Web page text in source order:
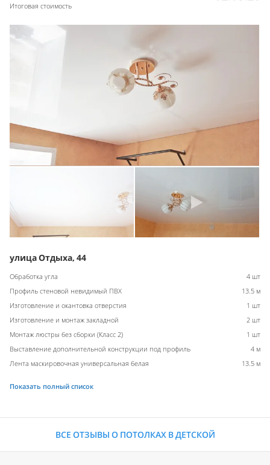
Итоговая стоимость
улица Отдыха, 44
Обработка угла
4 шт
Профиль стеновой невидимый ПВХ
13.5 м
Изготовление и окантовка отверстия
1 шт
Изготовление и монтаж закладной
2 шт
Монтаж люстры без сборки (Класс 2)
1 шт
Выставление дополнительной конструкции под профиль
4 м
Лента маскировочная универсальная белая
13.5 м
Показать полный список
ВСЕ ОТЗЫВЫ О ПОТОЛКАХ В ДЕТСКОЙ